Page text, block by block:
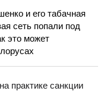
и его табачная
сеть попали под
это может
практике санкции